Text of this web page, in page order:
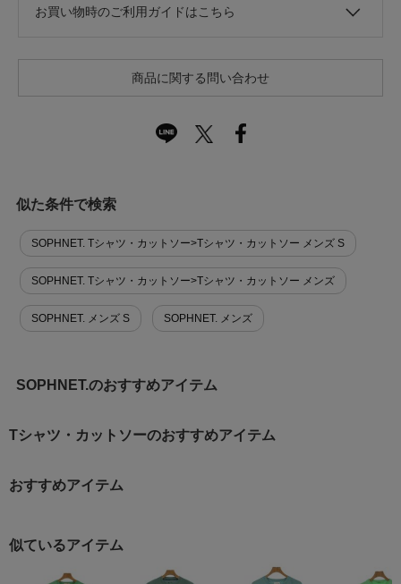
お買い物時のご利用ガイドはこちら
商品に関する問い合わせ
似た条件で検索
SOPHNET. Tシャツ・カットソー>Tシャツ・カットソー メンズ S
SOPHNET. Tシャツ・カットソー>Tシャツ・カットソー メンズ
SOPHNET. メンズ S SOPHNET. メンズ
SOPHNET.のおすすめアイテム
Tシャツ・カットソーのおすすめアイテム
おすすめアイテム